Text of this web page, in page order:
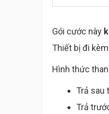
Gói cước này
Thiết bị đi
Hình thức
Trả sau
Trả